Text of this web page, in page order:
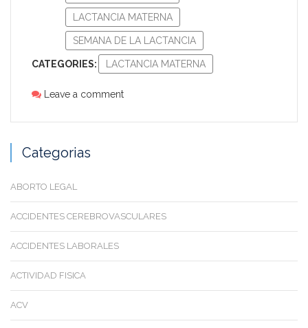
LACTANCIA MATERNA
SEMANA DE LA LACTANCIA
CATEGORIES: LACTANCIA MATERNA
Leave a comment
Categorias
ABORTO LEGAL
ACCIDENTES CEREBROVASCULARES
ACCIDENTES LABORALES
ACTIVIDAD FISICA
ACV